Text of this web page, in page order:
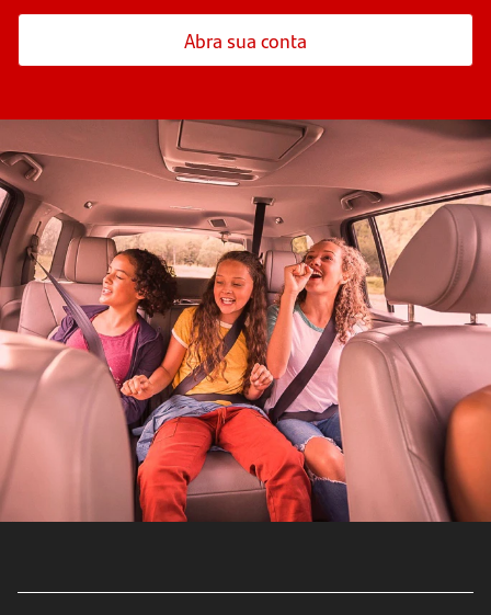
Abra sua conta